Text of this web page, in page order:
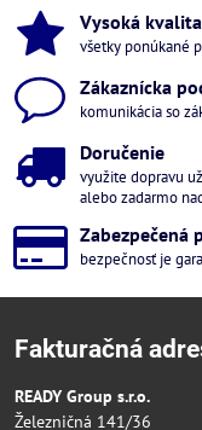
Vysoká kvalita
všetky ponúkané
Zákaznícka
komunikácia so
Doručenie
využite dopravu
alebo zadarmo
Zabezpečená
bezpečnosť je
Fakturačná
READY Group s.r.o.
Železničná 141/36